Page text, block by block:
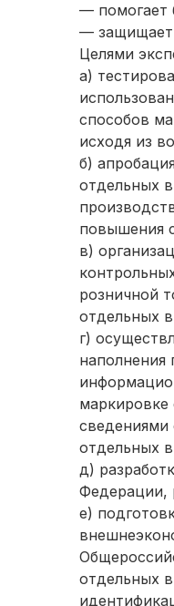
— помогает
— защищает
Целями
а)
способов
исходя из
б)
отдельных
повышения
в)
розничной
отдельных
г)
наполнения
отдельных
д)
Федерации,
е)
отдельных